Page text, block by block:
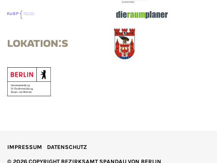
IMPRESSUM DATENSCHUTZ
© 2026 COPYRIGHT BEZIRKSAMT SPANDAU VON BERLIN